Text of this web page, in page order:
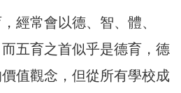
經常會以德、智、體、
五育之首似乎是德育，德
值觀念，但從所有學校成